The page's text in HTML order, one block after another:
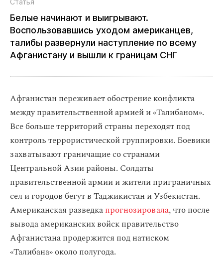
Белые начинают и выигрывают.
Воспользовавшись уходом американцев,
талибы развернули наступление по всему
Афганистану и вышли к границам СНГ
Афганистан переживает обострение конфликта
между правительственной армией и «Талибаном».
Все больше территорий страны переходят под
контроль террористической группировки. Боевики
захватывают граничащие со странами
Центральной Азии районы. Солдаты
правительственной армии и жители приграничных
сел и городов бегут в Таджикистан и Узбекистан.
Американская разведкапрогнозировала, что после
вывода американских войск правительство
Афганистана продержится под натиском
«Талибана» около полугода.